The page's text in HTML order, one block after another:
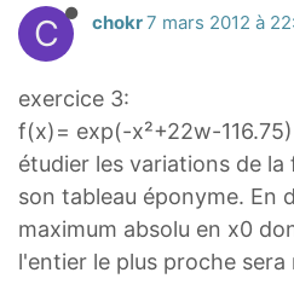
C chokr7 mars 2012 à
exercice 3:
f(x)= exp(-x²+22w-116.75)
étudier les variations de
son tableau éponyme. En
maximum absolu en x0
l'entier le plus proche